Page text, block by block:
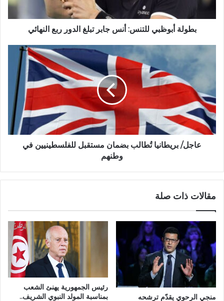
بطولة أبوظبي للتنس: أنس جابر تبلغ الدور ربع النهائي
عاجل/ بريطانيا تُطالب بضمان مستقبل للفلسطينيين في
وطنهم
مقالات ذات صلة
منجي الرحوي يقدّم ترشحه
رئيس الجمهورية يهنئ الشعب
بمناسبة المولد النبوي الشريف..